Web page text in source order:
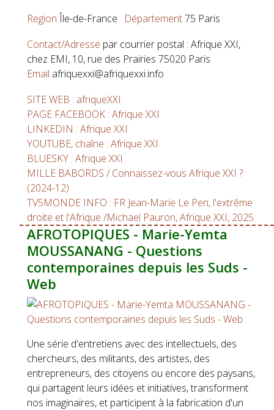
Region Île-de-France Département75 Paris
Contact/Adresse par courrier postal : Afrique XXI,
chez EMI, 10, rue des Prairies 75020 Paris
Email afriquexxi@afriquexxi.info
SITE WEB : afriqueXXI
PAGE FACEBOOK : Afrique XXI
LINKEDIN : Afrique XXI
YOUTUBE, chaîne : Afrique XXI
BLUESKY : Afrique XXI
MILLE BABORDS / Connaissez-vous Afrique XXI ?
(2024-12)
TV5MONDE INFO : FR Jean-Marie Le Pen, l'extrême
droite et l'Afrique /Michael Pauron, Afrique XXI, 2025
AFROTOPIQUES - Marie-Yemta
MOUSSANANG - Questions
contemporaines depuis les Suds -
Web
Une série d'entretiens avec des intellectuels, des
chercheurs, des militants, des artistes, des
entrepreneurs, des citoyens ou encore des paysans,
qui partagent leurs idées et initiatives, transforment
nos imaginaires, et participent à la fabrication d'un